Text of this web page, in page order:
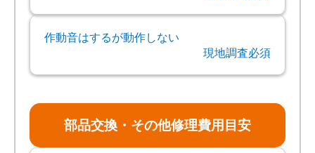
作動音はするが動作しない
現地調査必須
部品交換・その他修理費用目安